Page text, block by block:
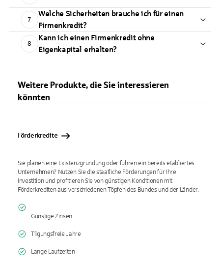
7
Welche Sicherheiten brauche ich für einen
Firmenkredit?
8
Kann ich einen Firmenkredit ohne
Eigenkapital erhalten?
Weitere Produkte, die Sie interessieren
könnten
Förderkredite
Sie planen eine Existenzgründung oder führen ein bereits etabliertes
Unternehmen? Nutzen Sie die staatliche Förderungen für Ihre
Investition und profitieren Sie von günstigen Konditionen mit
Förderkrediten aus verschiedenen Töpfen des Bundes und der Länder.
Günstige Zinsen
Tilgungsfreie Jahre
Lange Laufzeiten